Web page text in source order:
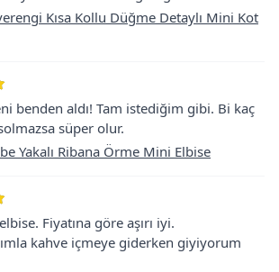
Kısa Kollu Düğme Detaylı Mini Kot
benden aldı! Tam istediğim gibi. Bi kaç
süper olur.
Yakalı Ribana Örme Mini Elbise
Fiyatına göre aşırı iyi.
kahve içmeye giderken giyiyorum